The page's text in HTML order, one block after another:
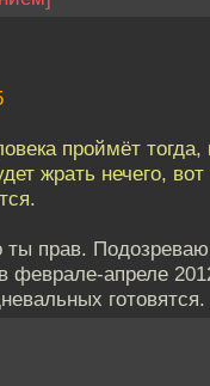
проймёт тогда,
жрать нечего, вот
прав. Подозреваю
феврале-апреле
готовятся.